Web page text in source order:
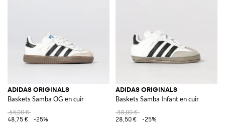
ADIDAS ORIGINALS
Baskets Samba OG en cuir
65,00 €
48,75 €
-25%
ADIDAS ORIGINALS
Baskets Samba Infant en cuir
38,00 €
28,50 €
-25%